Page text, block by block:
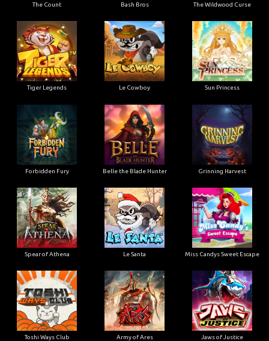
The Count Bash Bros The Wildwood Curse
Tiger Legends Le Cowboy Sun Princess
Forbidden Fury Belle the Blade Hunter Grinning Harvest
Spear of Athena Le Santa Miss Candys Sweet Escape
Toshi Ways Club Army of Ares Jaws of Justice